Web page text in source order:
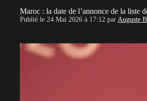
Maroc : la date de l’annonce de la liste
Publié le 24 Mai 2026 à 17:12 par Auguste